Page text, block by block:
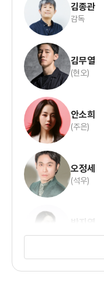
김종관
감독
김무열
(현오)
안소희
(주은)
오정세
(석우)
박지영
(연구원 K)